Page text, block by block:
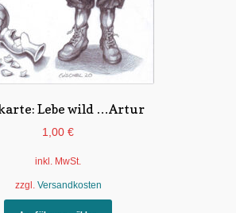
Lebe wild …Artur
1,00 €
inkl. MwSt.
zzgl. Versandkosten